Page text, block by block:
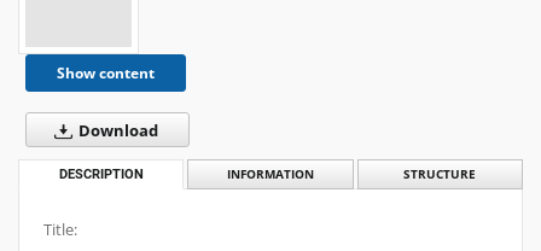
Show content
Download
DESCRIPTION INFORMATION STRUCTURE
Title: